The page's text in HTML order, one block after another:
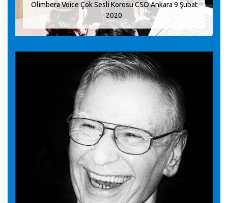
Olimbera Voice Çok Sesli Korosu CSO Ankara 9 Şubat
2020